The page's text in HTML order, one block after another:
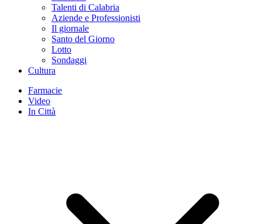
Talenti di Calabria
Aziende e Professionisti
Il giornale
Santo del Giorno
Lotto
Sondaggi
Cultura
Farmacie
Video
In Città